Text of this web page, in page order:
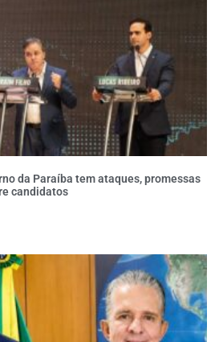
da Paraíba tem ataques, promessas
candidatos